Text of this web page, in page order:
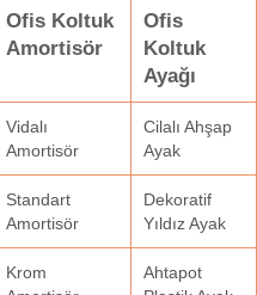
Ofis Koltuk
Amortisör
Ofis
Koltuk
Ayağı
Vidalı
Amortisör
Cilalı Ahşap
Ayak
Standart
Amortisör
Dekoratif
Yıldız Ayak
Krom
Ahtapot